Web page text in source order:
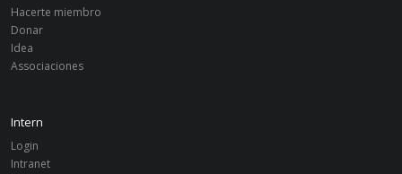
Hacerte miembro
Donar
Idea
Associaciones
Intern
Login
Intranet